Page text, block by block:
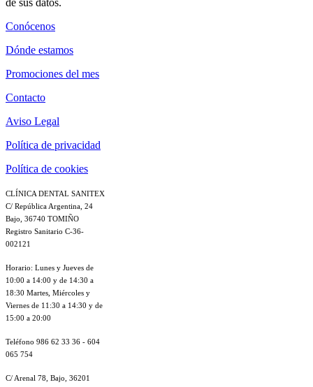
Conócenos
Dónde estamos
Promociones del mes
Contacto
Aviso Legal
Política de privacidad
Política de cookies
CLÍNICA DENTAL SANITEX
C/ República Argentina, 24
Bajo, 36740 TOMIÑO
Registro Sanitario C-36-
002121
Horario: Lunes y Jueves de
10:00 a 14:00 y de 14:30 a
18:30 Martes, Miércoles y
Viernes de 11:30 a 14:30 y de
15:00 a 20:00
Teléfono 986 62 33 36 - 604
065 754
C/ Arenal 78, Bajo, 36201